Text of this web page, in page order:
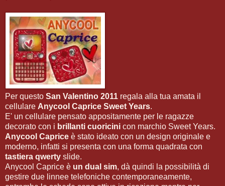
Per questo San Valentino 2011 regala alla tua amata il
cellulare Anycool Caprice Sweet Years.
E' un cellulare pensato appositamente per le ragazze
decorato con i brillanti cuoricini con marchio Sweet Years.
Anycool Caprice è stato ideato con un design originale e
moderno, infatti si presenta con una forma quadrata con
tastiera qwerty slide.
Anycool Caprice è un dual sim, dà quindi la possibilità di
gestire due linnee telefoniche contemporaneamente,